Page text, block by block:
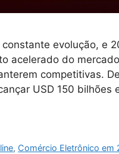
evolução, e
acelerado do
competitivas.
USD 150
, Comércio Eletrônico em